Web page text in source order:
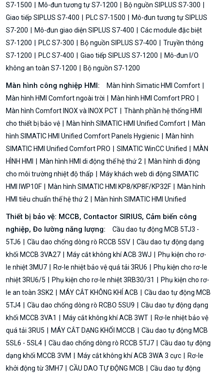
S7-1500
Mô-đun tương tự S7-1200
Bộ nguồn SIPLUS S7-300
Giao tiếp SIPLUS S7-400
PLC S7-1500
Mô-đun tương tự SIPLUS
S7-200
Mô-đun giao diện SIPLUS S7-400
Các module đặc biệt
S7-1200
PLC S7-300 Bộ nguồn SIPLUS S7-400
Truyền thông
S7-1200
PLC S7-400 Giao tiếp SIPLUS S7-1200
Mô-đun I/O
không an toàn S7-1200
Bộ nguồn S7-1200
Màn hình công nghiệp HMI:
Màn hình Simatic HMI Comfort
Màn hình HMI Comfort ngoài trời
Màn hình HMI Comfort PRO
Màn hình Comfort INOX và INOX PCT
Thành phần hệ thống HMI
cho thiết bị bảo vệ
Màn hình SIMATIC HMI Unified Comfort
Màn
hình SIMATIC HMI Unified Comfort Panels Hygienic
Màn hình
SIMATIC HMI Unified Comfort PRO
SIMATIC WinCC Unified
MÀN
HÌNH HMI
Màn hình HMI di động thế hệ thứ 2
Màn hình di động
cho môi trường nhiệt độ thấp
Máy khách web di động SIMATIC
HMI IWP10F
Màn hình SIMATIC HMI KP8/KP8F/KP32F
Màn hình
HMI tiêu chuẩn thế hệ thứ 2
Màn hình SIMATIC HMI Unified
Thiết bị bảo vệ: MCCB, Contactor SIRIUS, Cảm biến công
nghiệp, Đo lường năng lượng:
Cầu dao tự động MCB 5TJ3 -
5TJ6
Cầu dao chống dòng rò RCCB 5SV
Cầu dao tự động dạng
khối MCCB 3VA27
Máy cắt không khí ACB 3WJ
Phụ kiện cho rơ-
le nhiệt 3MU7
Rơ-le nhiệt bảo vệ quá tải 3RU6
Phụ kiện cho rơ-le
nhiệt 3RU6/5
Phụ kiện cho rơ-le nhiệt 3RB30/31
Phụ kiện cho rơ-
le an toàn 3SK2
MÁY CẮT KHÔNG KHÍ ACB
Cầu dao tự động MCB
5TJ4
Cầu dao chống dòng rò RCBO 5SU9
Cầu dao tự động dạng
khối MCCB 3VA1
Máy cắt không khí ACB 3WT
Rơ-le nhiệt bảo vệ
quá tải 3RU5
MÁY CẮT DẠNG KHỐI MCCB
Cầu dao tự động MCB
5SL6 - 5SL4
Cầu dao chống dòng rò RCCB 5TJ7
Cầu dao tự động
dạng khối MCCB 3VM
Máy cắt không khí ACB 3WA 3 cực
Rơ-le
khởi động từ 3MH7
CẦU DAO TỰ ĐỘNG MCB
Cầu dao tự động